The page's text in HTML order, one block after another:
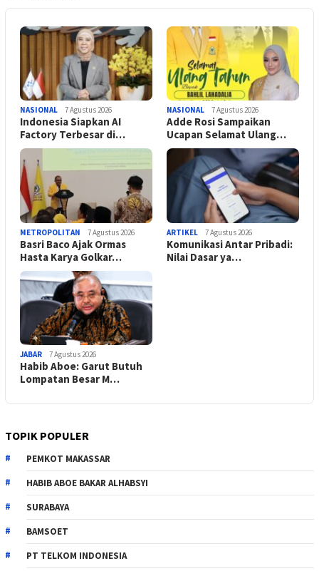
NASIONAL 7 Agustus 2026
Indonesia Siapkan AI
Factory Terbesar di…
NASIONAL 7 Agustus 2026
Adde Rosi Sampaikan
Ucapan Selamat Ulang…
METROPOLITAN 7 Agustus 2026
Basri Baco Ajak Ormas
Hasta Karya Golkar…
ARTIKEL 7 Agustus 2026
Komunikasi Antar Pribadi:
Nilai Dasar ya…
JABAR 7 Agustus 2026
Habib Aboe: Garut Butuh
Lompatan Besar M…
TOPIK POPULER
PEMKOT MAKASSAR
HABIB ABOE BAKAR ALHABSYI
SURABAYA
BAMSOET
PT TELKOM INDONESIA